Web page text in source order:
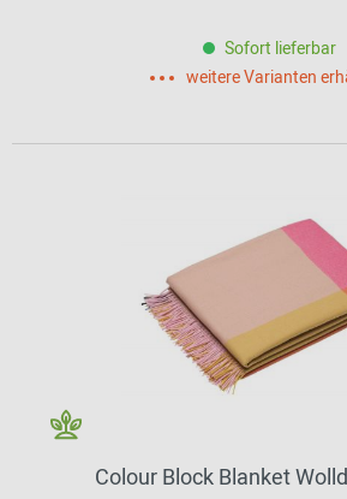
Sofort lieferbar
weitere Varianten
Colour Block Blanket